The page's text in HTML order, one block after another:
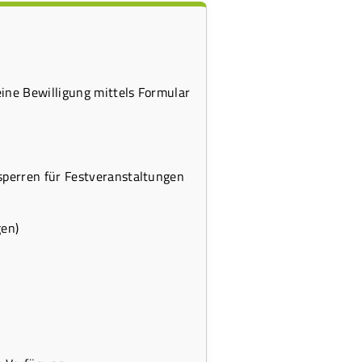
Bewilligung mittels Formular
für Festveranstaltungen